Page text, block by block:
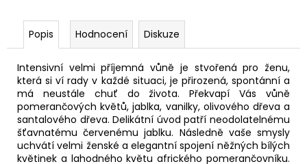
Popis Hodnocení Diskuze
Intensivní velmi příjemná vůně je stvořená pro ženu,
která si ví rady v každé situaci, je přirozená, spontánní a
má neustále chuť do života. Překvapí Vás vůně
pomerančových květů, jablka, vanilky, olivového dřeva a
santalového dřeva.Delikátní úvod patří neodolatelnému
šťavnatému červenému jablku. Následně vaše smysly
uchvátí velmi ženské a elegantní spojení něžných bílých
květinek a lahodného květu afrického pomerančovníku.